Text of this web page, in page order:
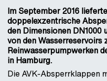
Im September 2016
doppelexzentrische
den Dimensionen DN1000
von den Wasserreservoirs
Reinwasserpumpwerken
in Hamburg.
Die AVK-Absperrklappen